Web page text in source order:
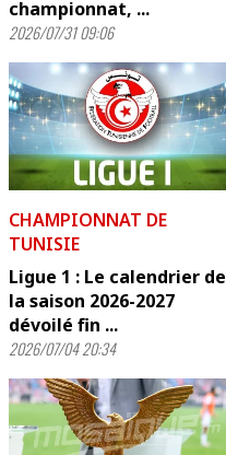
championnat, ...
2026/07/31 09:06
CHAMPIONNAT DE
TUNISIE
Ligue 1 : Le calendrier de
la saison 2026-2027
dévoilé fin ...
2026/07/04 20:34